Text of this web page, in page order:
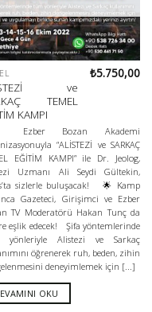
ve
TEMEL
KAMPI
₺5.750,00
Bozan Akademi
“ALİSTEZİ ve SARKAÇ
EĞİTİM KAMPI” ile Dr. Jeolog,
Uzmanı Ali Seydi Gültekin,
sizlerle buluşacak! 🌟 Kamp
Gazeteci, Girişimci ve Ezber
TV Moderatörü Hakan Tunç da
eşlik edecek! Şifa yöntemlerinde
yönleriyle Alistezi ve Sarkaç
öğrenerek ruh, beden, zihin
deneyimlemek için [...]
OKU